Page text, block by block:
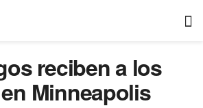
reciben a los
Minneapolis